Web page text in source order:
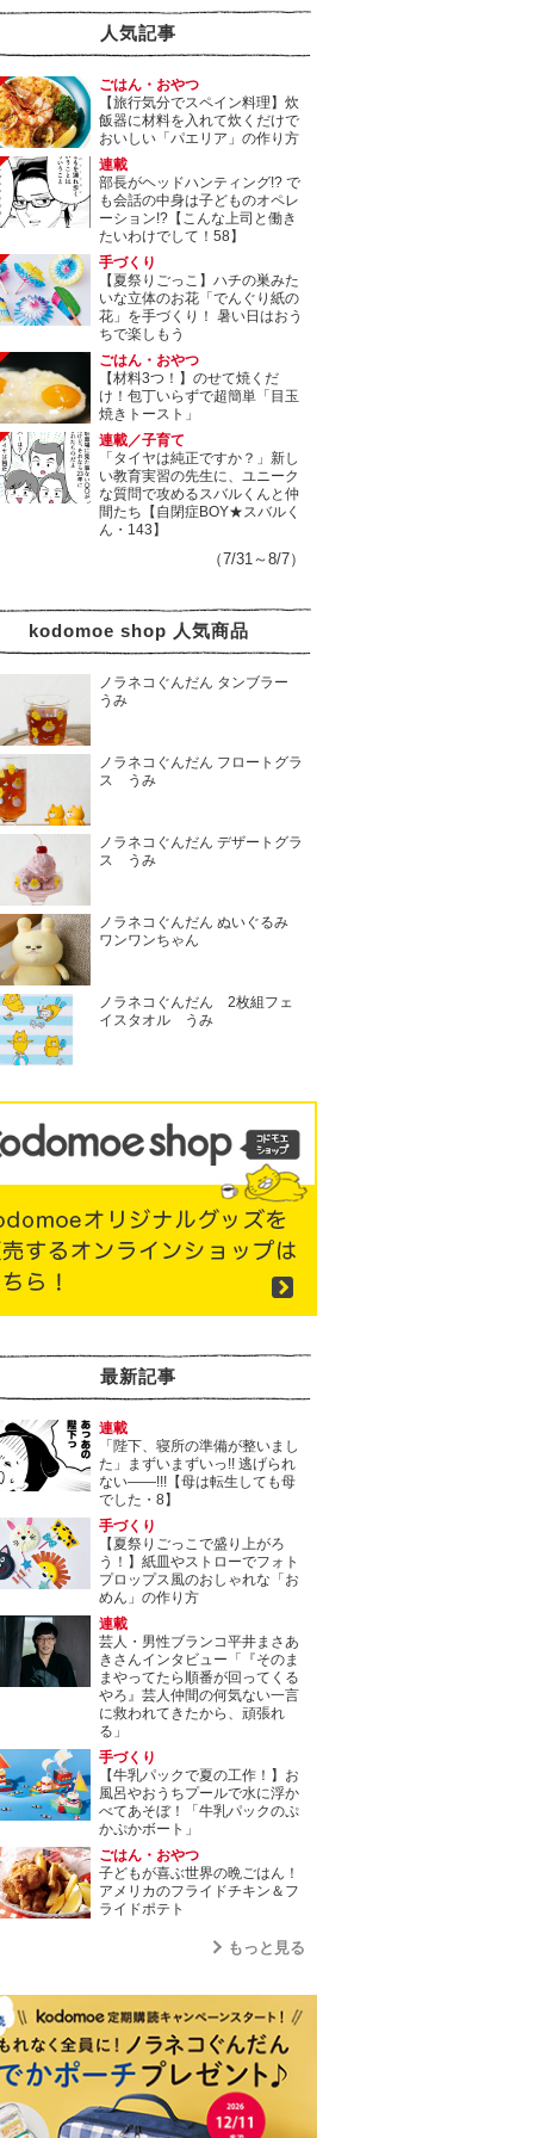
人気記事
ごはん・おやつ
【旅行気分でスペイン料理】炊
飯器に材料を入れて炊くだけで
おいしい「パエリア」の作り方
連載
部長がヘッドハンティング!? で
も会話の中身は子どものオペレ
ーション!?【こんな上司と働き
たいわけでして！58】
手づくり
【夏祭りごっこ】ハチの巣みた
いな立体のお花「でんぐり紙の
花」を手づくり！ 暑い日はおう
ちで楽しもう
ごはん・おやつ
【材料3つ！】のせて焼くだ
け！包丁いらずで超簡単「目玉
焼きトースト」
連載／子育て
「タイヤは純正ですか？」新し
い教育実習の先生に、ユニーク
な質問で攻めるスバルくんと仲
間たち【自閉症BOY★スバルく
ん・143】
（7/31～8/7）
kodomoe shop 人気商品
ノラネコぐんだん タンブラー
うみ
ノラネコぐんだん フロートグラ
ス うみ
ノラネコぐんだん デザートグラ
ス うみ
ノラネコぐんだん ぬいぐるみ
ワンワンちゃん
ノラネコぐんだん 2枚組フェ
イスタオル うみ
最新記事
連載
「陛下、寝所の準備が整いまし
た」まずいまずいっ!! 逃げられ
ない――!!!【母は転生しても母
でした・8】
手づくり
【夏祭りごっこで盛り上がろ
う！】紙皿やストローでフォト
プロップス風のおしゃれな「お
めん」の作り方
連載
芸人・男性ブランコ平井まさあ
きさんインタビュー「『そのま
まやってたら順番が回ってくる
やろ』芸人仲間の何気ない一言
に救われてきたから、頑張れ
る」
手づくり
【牛乳パックで夏の工作！】お
風呂やおうちプールで水に浮か
べてあそぼ！「牛乳パックのぷ
かぷかボート」
ごはん・おやつ
子どもが喜ぶ世界の晩ごはん！
アメリカのフライドチキン＆フ
ライドポテト
もっと見る